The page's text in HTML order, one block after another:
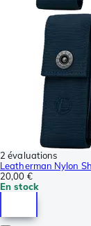
2 évaluations
Leatherman Nylon
20,00 €
En stock